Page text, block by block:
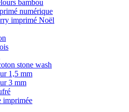
bambou
numérique
imprimé Noël
stone wash
1,5 mm
3 mm
imprimée